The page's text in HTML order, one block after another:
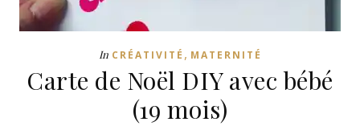
In CRÉATIVITÉ , MATERNITÉ
Carte de Noël DIY avec bébé
(19 mois)